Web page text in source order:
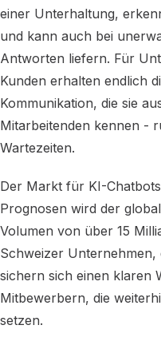
einer Unterhaltung,
und kann auch bei
Antworten liefern. Für
Kunden erhalten endlich
Kommunikation, die sie
Mitarbeitenden kennen -
Wartezeiten.
Der Markt für KI-
Prognosen wird der
Volumen von über 15
Schweizer
sichern sich einen klaren
Mitbewerbern, die
setzen.